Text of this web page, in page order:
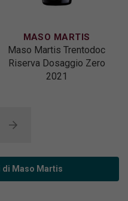
MASO MARTIS
Maso Martis Trentodoc
Riserva Dosaggio Zero
2021
Maso Martis